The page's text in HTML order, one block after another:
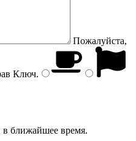
Пожалуйста,
Ключ.
ближайшее время.